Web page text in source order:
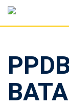
Skip